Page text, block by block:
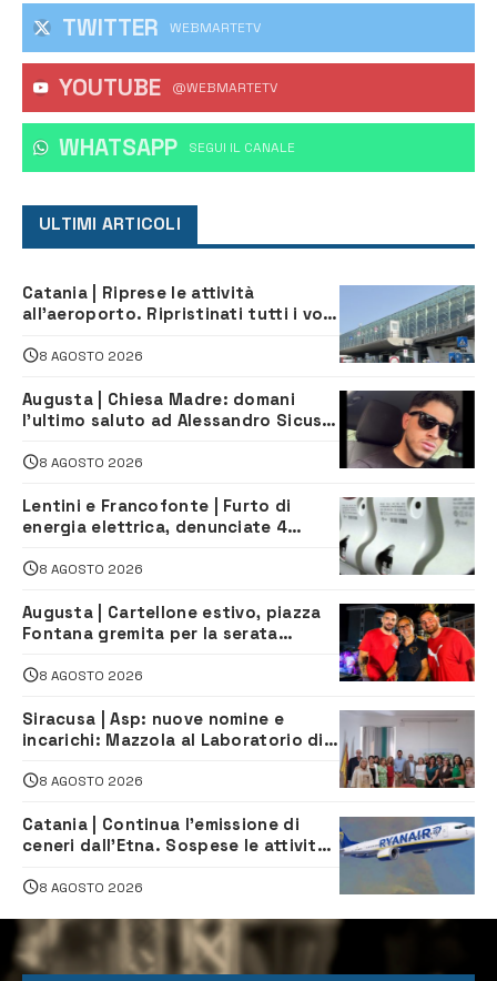
TWITTER WEBMARTETV
YOUTUBE @WEBMARTETV
WHATSAPP ‎SEGUI IL CANALE
ULTIMI ARTICOLI
Catania | Riprese le attività
all’aeroporto. Ripristinati tutti i voli
8 AGOSTO 2026
Augusta | Chiesa Madre: domani
l’ultimo saluto ad Alessandro Sicuso,
8 AGOSTO 2026
Lentini e Francofonte | Furto di
energia elettrica, denunciate 4
8 AGOSTO 2026
Augusta | Cartellone estivo, piazza
Fontana gremita per la serata
8 AGOSTO 2026
Siracusa | Asp: nuove nomine e
incarichi: Mazzola al Laboratorio di
Servizio Legale
8 AGOSTO 2026
Catania | Continua l’emissione di
ceneri dall’Etna. Sospese le attività
8 AGOSTO 2026